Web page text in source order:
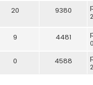
20 9380
9 4481
0 4588